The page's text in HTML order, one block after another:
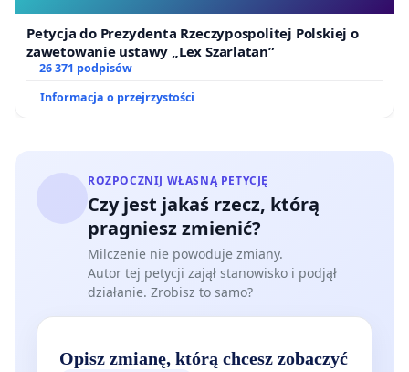
Petycja do Prezydenta Rzeczypospolitej Polskiej o
zawetowanie ustawy „Lex Szarlatan”
26 371 podpisów
Informacja o przejrzystości
ROZPOCZNIJ WŁASNĄ PETYCJĘ
Czy jest jakaś rzecz, którą
pragniesz zmienić?
Milczenie nie powoduje zmiany.
Autor tej petycji zajął stanowisko i podjął
działanie. Zrobisz to samo?
Opisz zmianę, którą chcesz zobaczyć